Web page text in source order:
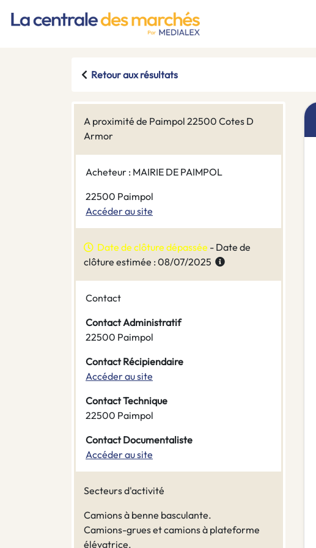
Retour aux résultats
A proximité de Paimpol 22500 Cotes D
Armor
Acheteur : MAIRIE DE PAIMPOL
22500 Paimpol
Accéder au site
Date de clôture dépassée - Date de
clôture estimée : 08/07/2025
Contact
Contact Administratif
22500 Paimpol
Contact Récipiendaire
Accéder au site
Contact Technique
22500 Paimpol
Contact Documentaliste
Accéder au site
Secteurs d'activité
Camions à benne basculante.
Camions-grues et camions à plateforme
élévatrice.